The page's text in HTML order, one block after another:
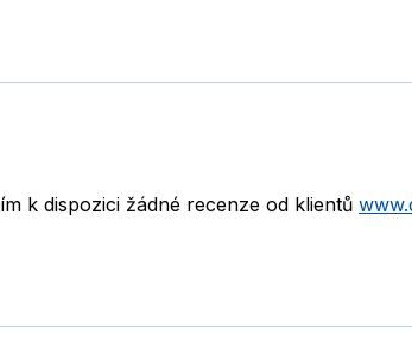
k dispozici žádné recenze od klientů